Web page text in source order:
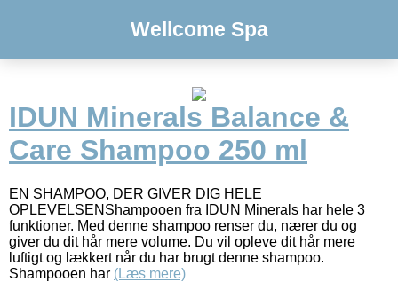
Wellcome Spa
IDUN Minerals Balance &
Care Shampoo 250 ml
EN SHAMPOO, DER GIVER DIG HELE
OPLEVELSENShampooen fra IDUN Minerals har hele 3
funktioner. Med denne shampoo renser du, nærer du og
giver du dit hår mere volume. Du vil opleve dit hår mere
luftigt og lækkert når du har brugt denne shampoo.
Shampooen har (Læs mere)